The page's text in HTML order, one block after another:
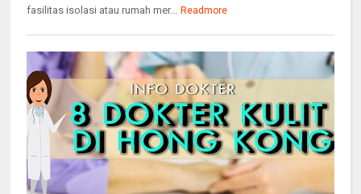
fasilitas isolasi atau rumah mer... Readmore